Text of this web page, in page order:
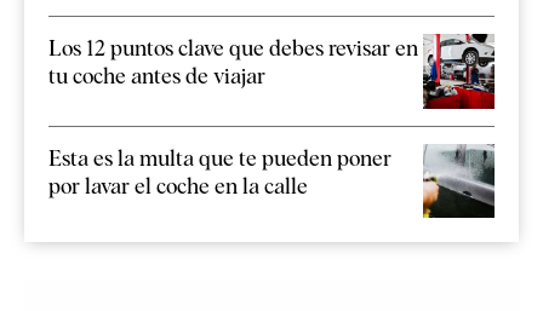
Los 12 puntos clave que debes revisar en
tu coche antes de viajar
Esta es la multa que te pueden poner
por lavar el coche en la calle